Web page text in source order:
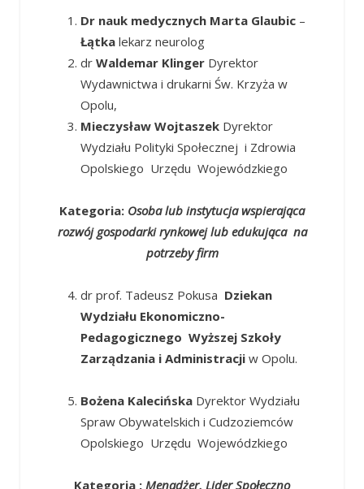
Dr nauk medycznych Marta Glaubic–
Łątkalekarz neurolog
dr Waldemar Klinger Dyrektor
Wydawnictwa i drukarni Św. Krzyża w
Opolu,
Mieczysław Wojtaszek Dyrektor
Wydziału Polityki Społecznej i Zdrowia
Opolskiego Urzędu Wojewódzkiego
Kategoria: Osoba lub instytucja wspierająca
rozwój gospodarki rynkowej lub edukująca na
potrzeby firm
dr prof. Tadeusz Pokusa Dziekan
Wydziału Ekonomiczno-
Pedagogicznego Wyższej Szkoły
Zarządzania i Administracji w Opolu.
Bożena KalecińskaDyrektor Wydziału
Spraw Obywatelskich i Cudzoziemców
Opolskiego Urzędu Wojewódzkiego
Kategoria : Menadżer, Lider Społeczno